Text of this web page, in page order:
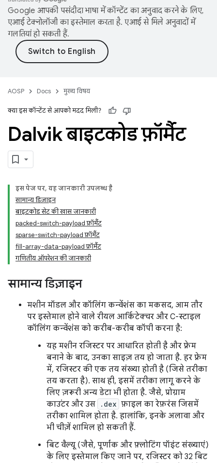
Google आपकी पसंदीदा भाषा में कॉन्टेंट का अनुवाद करने के लिए,
एआई टेक्नोलॉजी का इस्तेमाल करता है. एआई से मिले अनुवादों में
गलतियां हो सकती हैं.
AOSP Docs मुख्य विषय
क्या इस कॉन्टेंट से आपको मदद मिली?
Dalvik बाइटकोड फ़ॉर्मैट
इस पेज पर, यह जानकारी उपलब्ध है
सामान्य डिज़ाइन
बाइटकोड सेट की खास जानकारी
packed-switch-payload फ़ॉर्मैट
sparse-switch-payload फ़ॉर्मैट
fill-array-data-payload फ़ॉर्मैट
गणितीय ऑपरेशन की जानकारी
सामान्य डिज़ाइन
मशीन मॉडल और कॉलिंग कन्वेंशंस का मकसद, आम तौर
पर इस्तेमाल होने वाले रीयल आर्किटेक्चर और C-स्टाइल
कॉलिंग कन्वेंशंस को करीब-करीब कॉपी करना है:
यह मशीन रजिस्टर पर आधारित होती है और फ़्रेम
बनाने के बाद, उनका साइज़ तय हो जाता है. हर फ़्रेम
में, रजिस्टर की एक तय संख्या होती है (जिसे तरीका
तय करता है). साथ ही, इसमें तरीका लागू करने के
लिए ज़रूरी अन्य डेटा भी होता है. जैसे, प्रोग्राम
काउंटर और उस
.dex फ़ाइल का रेफ़रंस जिसमें
तरीका शामिल होता है. हालांकि, इनके अलावा और
भी चीज़ें शामिल हो सकती हैं.
बिट वैल्यू (जैसे, पूर्णांक और फ़्लोटिंग पॉइंट संख्याएं)
के लिए इस्तेमाल किए जाने पर, रजिस्टर को 32 बिट